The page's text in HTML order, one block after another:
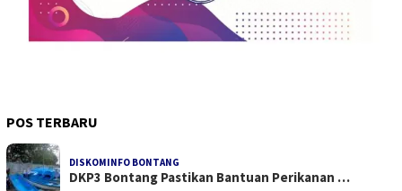
POS TERBARU
DISKOMINFO BONTANG
DKP3 Bontang Pastikan Bantuan Perikanan …